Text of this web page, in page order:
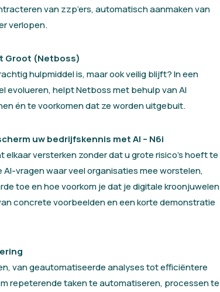
van zzp’ers, automatisch aanmaken van
verlopen.
Groot (Netboss)
hulpmiddel is, maar ook veilig blijft? In een
evolueren, helpt Netboss met behulp van AI
én te voorkomen dat ze worden uitgebuit.
uw bedrijfskennis met AI – N6i
elkaar versterken zonder dat u grote risico’s hoeft te
vragen waar veel organisaties mee worstelen,
toe en hoe voorkom je dat je digitale kroonjuwelen
concrete voorbeelden en een korte demonstratie
van geautomatiseerde analyses tot efficiëntere
repeterende taken te automatiseren, processen te